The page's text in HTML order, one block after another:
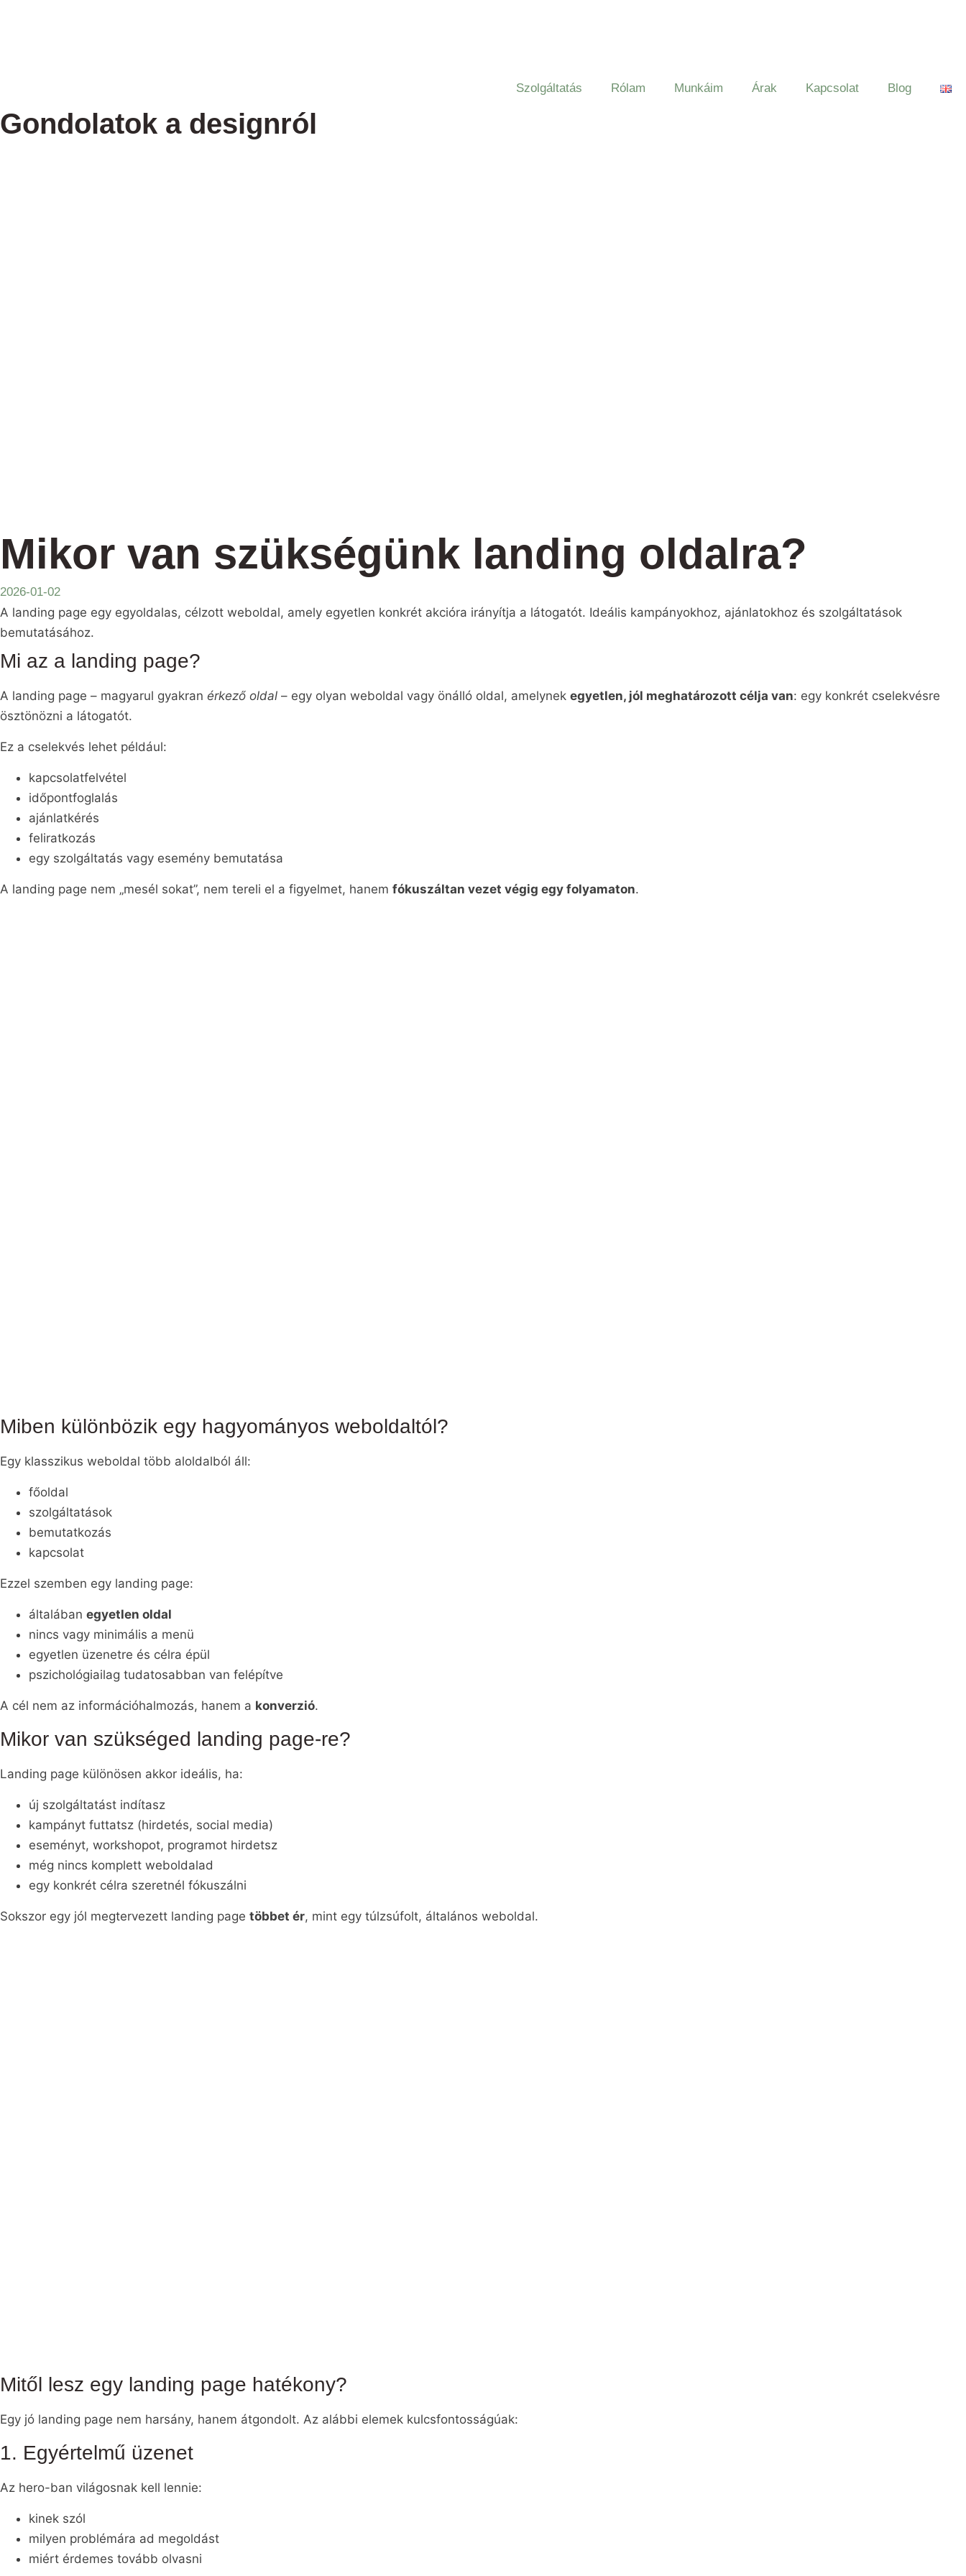
Szolgáltatás Rólam Munkáim Árak Kapcsolat Blog
Gondolatok a designról
Mikor van szükségünk landing oldalra?
2026-01-02
A landing page egy egyoldalas, célzott weboldal, amely egyetlen konkrét akcióra irányítja a látogatót. Ideális kampányokhoz, ajánlatokhoz és szolgáltatások
bemutatásához.
Mi az a landing page?
A landing page – magyarul gyakran érkező oldal – egy olyan weboldal vagy önálló oldal, amelynek egyetlen, jól meghatározott célja van: egy konkrét cselekvésre
ösztönözni a látogatót.
Ez a cselekvés lehet például:
kapcsolatfelvétel
időpontfoglalás
ajánlatkérés
feliratkozás
egy szolgáltatás vagy esemény bemutatása
A landing page nem „mesél sokat”, nem tereli el a figyelmet, hanem fókuszáltan vezet végig egy folyamaton.
Miben különbözik egy hagyományos weboldaltól?
Egy klasszikus weboldal több aloldalból áll:
főoldal
szolgáltatások
bemutatkozás
kapcsolat
Ezzel szemben egy landing page:
általában egyetlen oldal
nincs vagy minimális a menü
egyetlen üzenetre és célra épül
pszichológiailag tudatosabban van felépítve
A cél nem az információhalmozás, hanem a konverzió.
Mikor van szükséged landing page-re?
Landing page különösen akkor ideális, ha:
új szolgáltatást indítasz
kampányt futtatsz (hirdetés, social media)
eseményt, workshopot, programot hirdetsz
még nincs komplett weboldalad
egy konkrét célra szeretnél fókuszálni
Sokszor egy jól megtervezett landing page többet ér, mint egy túlzsúfolt, általános weboldal.
Mitől lesz egy landing page hatékony?
Egy jó landing page nem harsány, hanem átgondolt. Az alábbi elemek kulcsfontosságúak:
1. Egyértelmű üzenet
Az hero-ban világosnak kell lennie:
kinek szól
milyen problémára ad megoldást
miért érdemes tovább olvasni